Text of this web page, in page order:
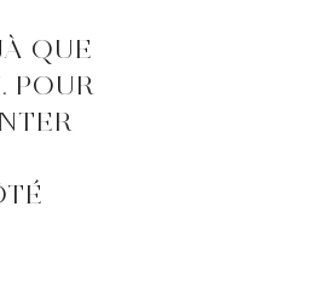
QUE
POUR